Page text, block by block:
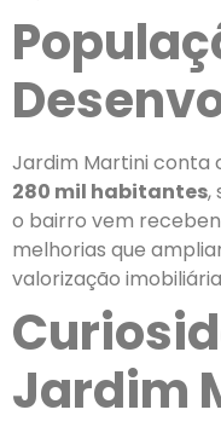
Jardim Martini conta
280 mil habitantes,
o bairro vem
melhorias que
valorização
Jardim